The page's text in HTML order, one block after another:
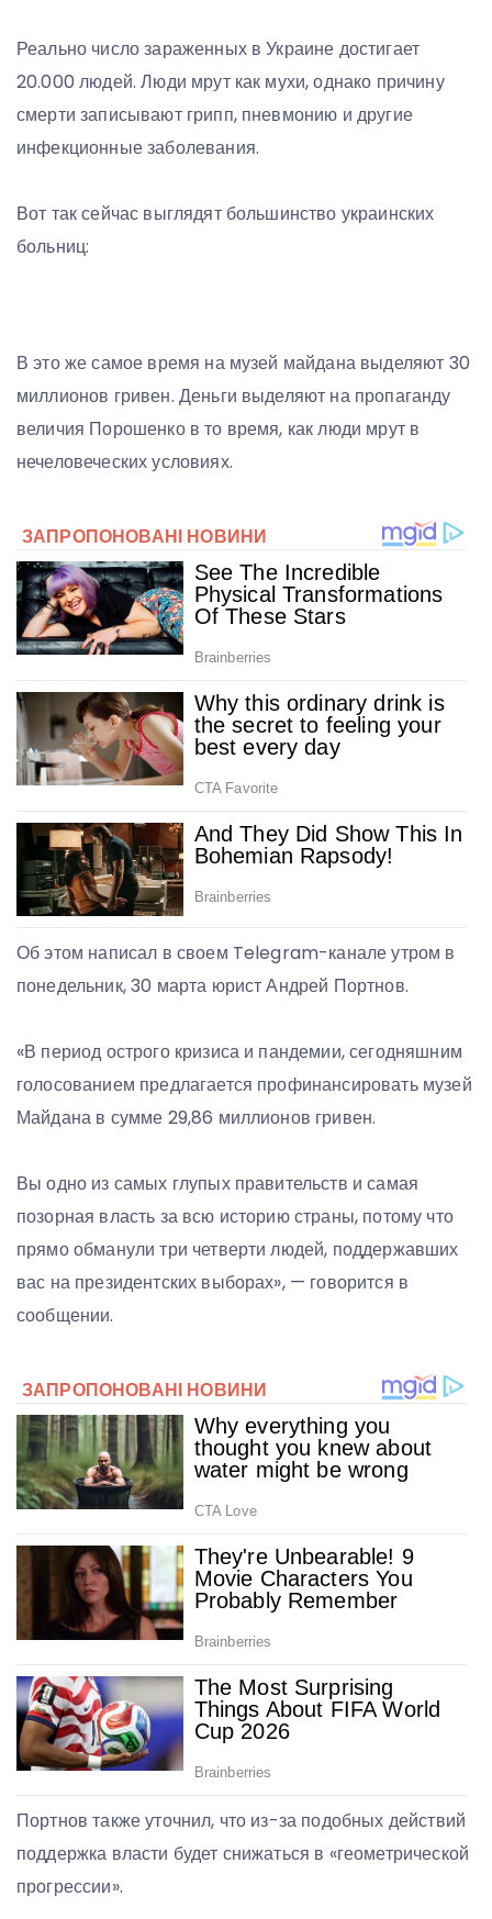
Реально число зараженных в Украине достигает
20.000 людей. Люди мрут как мухи, однако причину
смерти записывают грипп, пневмонию и другие
инфекционные заболевания.
Вот так сейчас выглядят большинство украинских
больниц:
В это же самое время на музей майдана выделяют 30
миллионов гривен. Деньги выделяют на пропаганду
величия Порошенко в то время, как люди мрут в
нечеловеческих условиях.
Об этом написал в своем Telegram-канале утром в
понедельник, 30 марта юрист Андрей Портнов.
«В период острого кризиса и пандемии, сегодняшним
голосованием предлагается профинансировать музей
Майдана в сумме 29,86 миллионов гривен.
Вы одно из самых глупых правительств и самая
позорная власть за всю историю страны, потому что
прямо обманули три четверти людей, поддержавших
вас на президентских выборах», — говорится в
сообщении.
Портнов также уточнил, что из-за подобных действий
поддержка власти будет снижаться в «геометрической
прогрессии».